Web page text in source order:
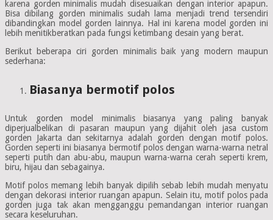
karena gorden minimalis mudah disesuaikan dengan interior apapun.
Bisa dibilang gorden minimalis sudah lama menjadi trend tersendiri
dibandingkan model gorden lainnya. Hal ini karena model gorden ini
lebih menitikberatkan pada fungsi ketimbang desain yang berat.
Berikut beberapa ciri gorden minimalis baik yang modern maupun
sederhana:
Biasanya bermotif polos
Untuk gorden model minimalis biasanya yang paling banyak
diperjualbelikan di pasaran maupun yang dijahit oleh jasa custom
gorden Jakarta dan sekitarnya adalah gorden dengan motif polos.
Gorden seperti ini biasanya bermotif polos dengan warna-warna netral
seperti putih dan abu-abu, maupun warna-warna cerah seperti krem,
biru, hijau dan sebagainya.
Motif polos memang lebih banyak dipilih sebab lebih mudah menyatu
dengan dekorasi interior ruangan apapun. Selain itu, motif polos pada
gorden juga tak akan mengganggu pemandangan interior ruangan
secara keseluruhan.